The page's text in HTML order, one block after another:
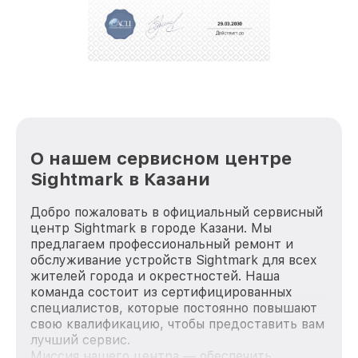
положительные отзывы и обрели отличную
репутацию. Мы постоянно совершенствуемся и
О нашем сервисном центре
Sightmark в Казани
Добро пожаловать в официальный сервисный
центр Sightmark в городе Казани. Мы
предлагаем профессиональный ремонт и
обслуживание устройств Sightmark для всех
жителей города и окрестностей. Наша
команда состоит из сертифицированных
специалистов, которые постоянно повышают
свою квалификацию, чтобы предоставить вам
лучший сервис.